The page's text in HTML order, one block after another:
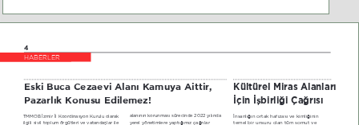
4
+$%E5LE5
Kültürel Miras Alanları
İçin İşbirliği Çağrısı
İnsanlığın ortak hafızası ve kimliğinin
temel bir unsuru olan tüm somut ve
Eski Buca Cezaevi Alanı Kamuya Aittir,
Pazarlık Konusu Edilemez
TMMOB İzmir İl Koordinasyon Kurulu olarak
ilgili sivil toplum örgütleri ve vatandaşlar ile
alanının korunması sürecinde 2022 yılında
yerel yönetimlere yaptığımız çağrılar